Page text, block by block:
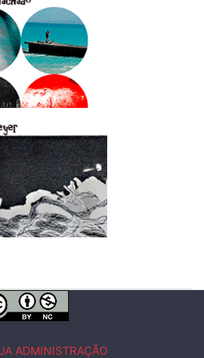
ADMINISTRAÇÃO